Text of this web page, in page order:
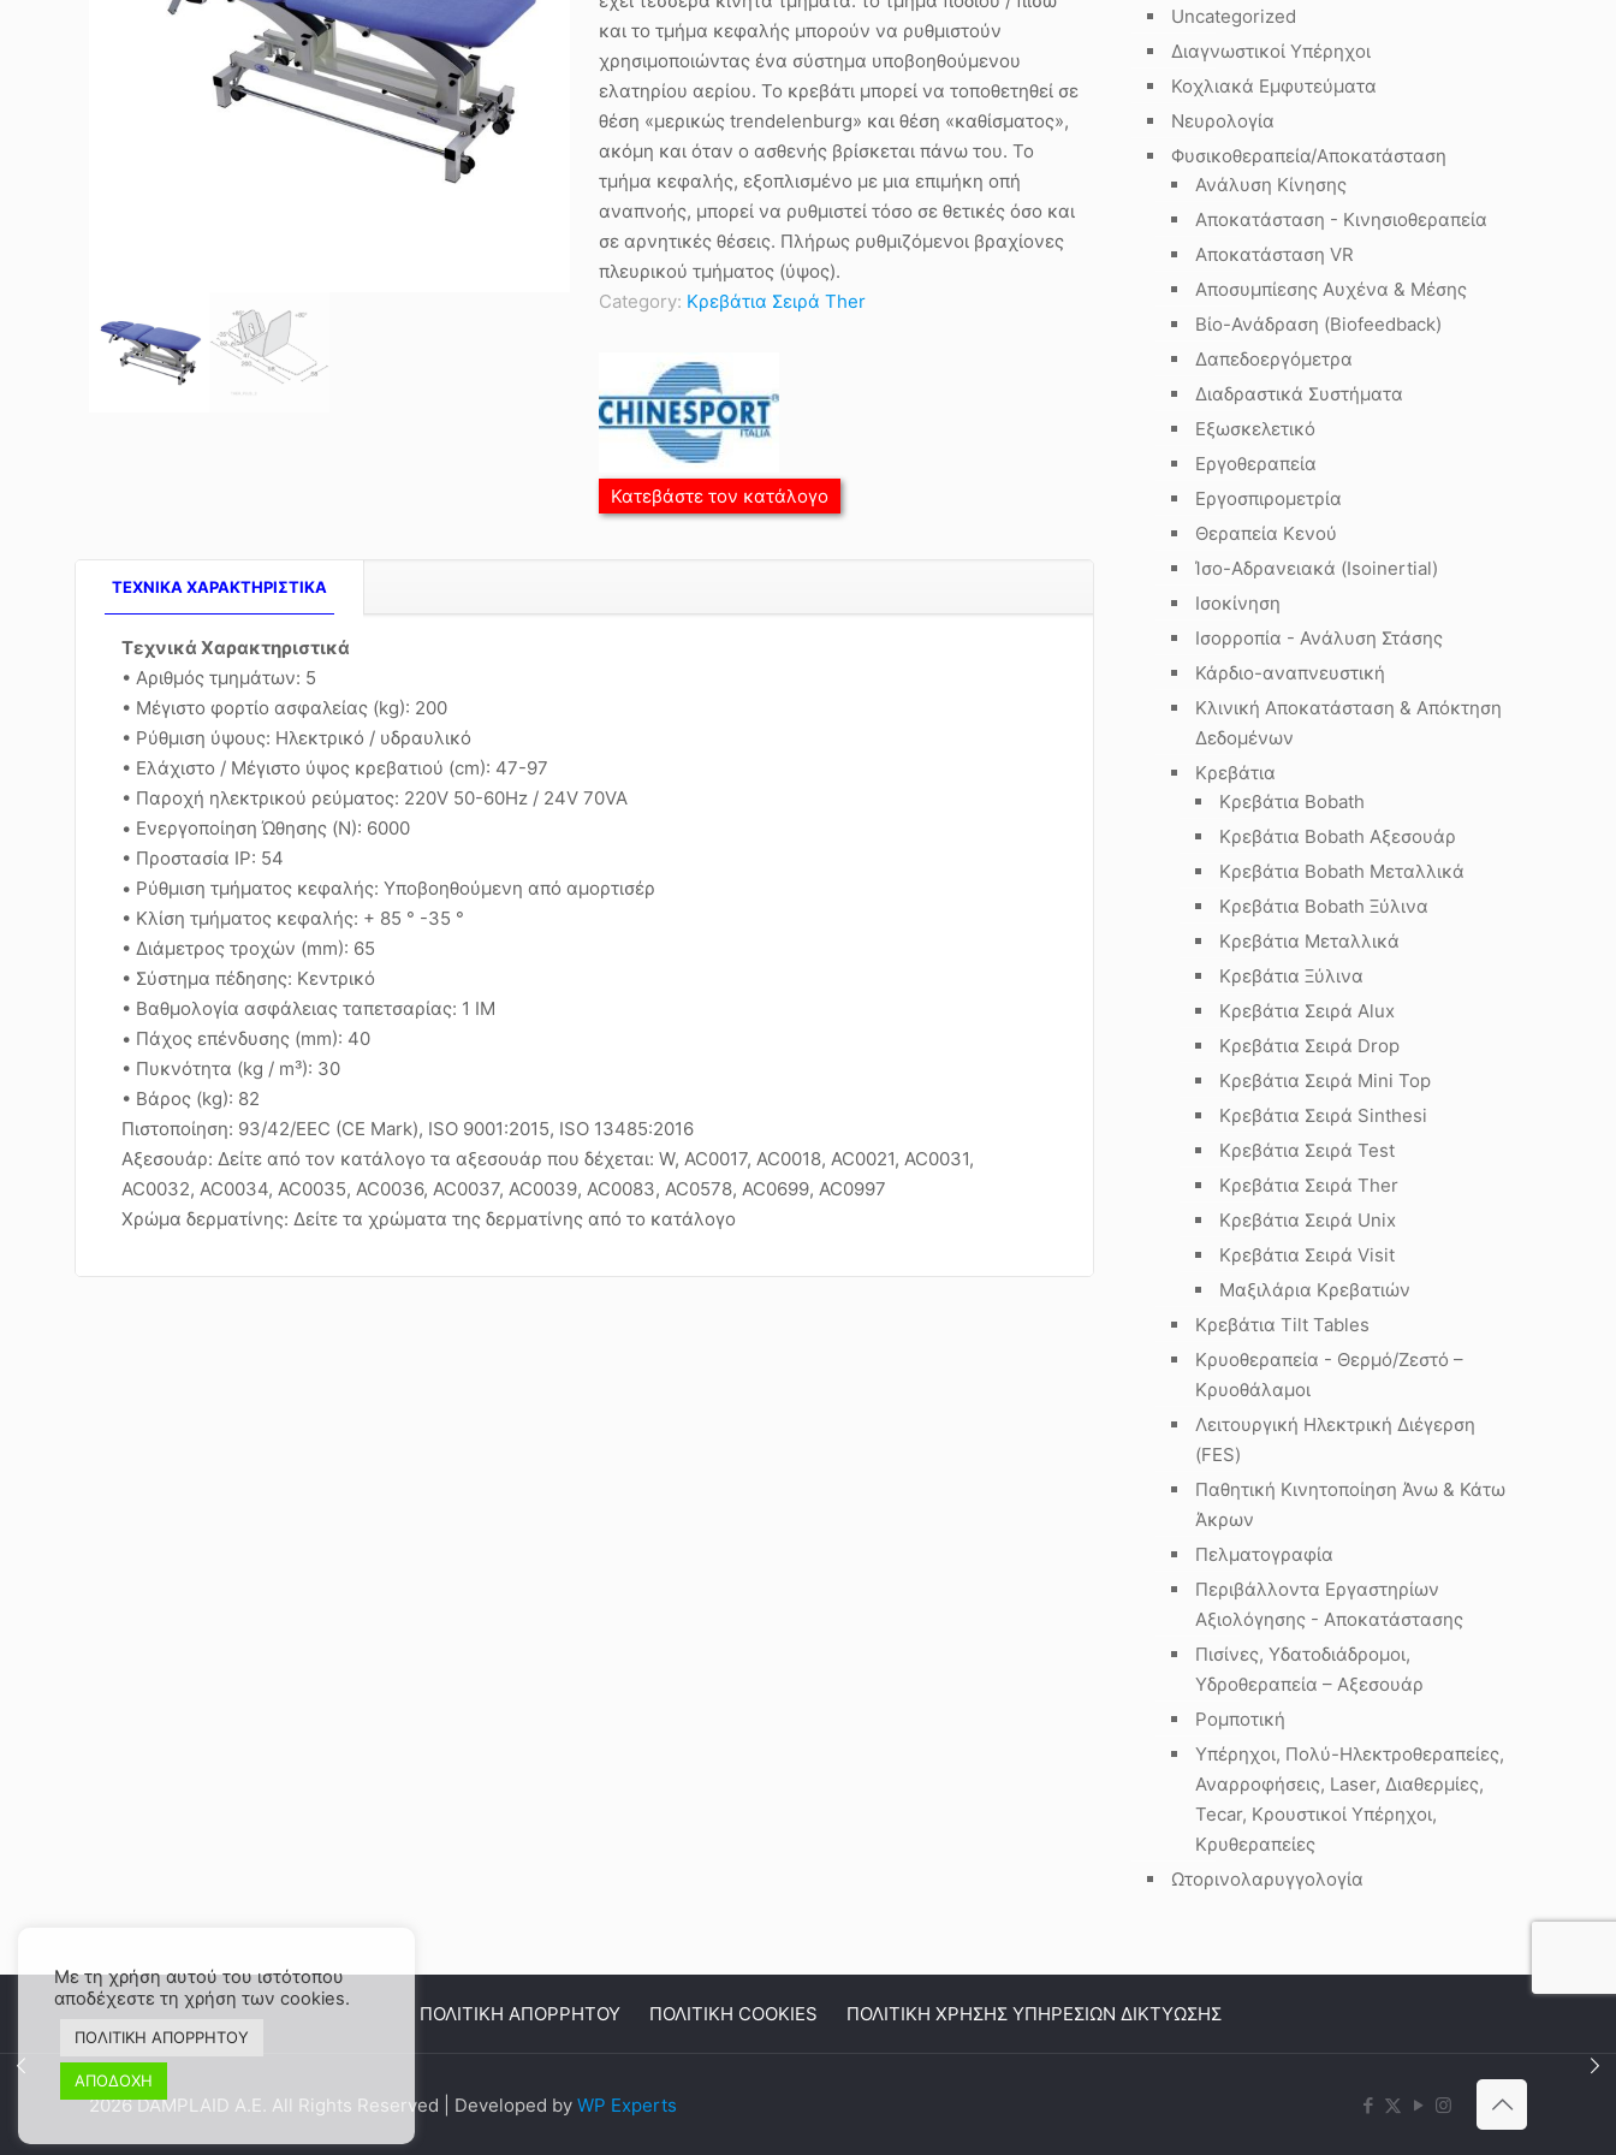
και το τμήμα κεφαλής μπορούν να ρυθμιστούν
χρησιμοποιώντας ένα σύστημα υποβοηθούμενου
ελατηρίου αερίου. Το κρεβάτι μπορεί να τοποθετηθεί σε
θέση «μερικώς trendelenburg» και θέση «καθίσματος»,
ακόμη και όταν ο ασθενής βρίσκεται πάνω του. Το
τμήμα κεφαλής, εξοπλισμένο με μια επιμήκη οπή
αναπνοής, μπορεί να ρυθμιστεί τόσο σε θετικές όσο και
σε αρνητικές θέσεις. Πλήρως ρυθμιζόμενοι βραχίονες
πλευρικού τμήματος (ύψος).
Category: Κρεβάτια Σειρά Ther
Κατεβάστε τον κατάλογο
TEXNIKA ΧΑΡΑΚΤΗΡΙΣΤΙΚΑ
Τεχνικά Χαρακτηριστικά
• Αριθμός τμημάτων: 5
• Μέγιστο φορτίο ασφαλείας (kg): 200
• Ρύθμιση ύψους: Ηλεκτρικό / υδραυλικό
• Ελάχιστο / Μέγιστο ύψος κρεβατιού (cm): 47-97
• Παροχή ηλεκτρικού ρεύματος: 220V 50-60Hz / 24V 70VA
• Ενεργοποίηση Ώθησης (N): 6000
• Προστασία IP: 54
• Ρύθμιση τμήματος κεφαλής: Υποβοηθούμενη από αμορτισέρ
• Κλίση τμήματος κεφαλής: + 85 ° -35 °
• Διάμετρος τροχών (mm): 65
• Σύστημα πέδησης: Κεντρικό
• Βαθμολογία ασφάλειας ταπετσαρίας: 1 IM
• Πάχος επένδυσης (mm): 40
• Πυκνότητα (kg / m³): 30
• Βάρος (kg): 82
Πιστοποίηση: 93/42/EEC (CE Mark), ISO 9001:2015, ISO 13485:2016
Αξεσουάρ: Δείτε από τον κατάλογο τα αξεσουάρ που δέχεται: W, AC0017, AC0018, AC0021, AC0031,
AC0032, AC0034, AC0035, AC0036, AC0037, AC0039, AC0083, AC0578, AC0699, AC0997
Χρώμα δερματίνης: Δείτε τα χρώματα της δερματίνης από το κατάλογο
Uncategorized
Διαγνωστικοί Υπέρηχοι
Κοχλιακά Εμφυτεύματα
Νευρολογία
Φυσικοθεραπεία/Αποκατάσταση
Ανάλυση Κίνησης
Αποκατάσταση - Κινησιοθεραπεία
Αποκατάσταση VR
Αποσυμπίεσης Αυχένα & Μέσης
Βίο-Ανάδραση (Biofeedback)
Δαπεδοεργόμετρα
Διαδραστικά Συστήματα
Εξωσκελετικό
Εργοθεραπεία
Εργοσπιρομετρία
Θεραπεία Κενού
Ίσο-Αδρανειακά (Isoinertial)
Ισοκίνηση
Ισορροπία - Ανάλυση Στάσης
Κάρδιο-αναπνευστική
Κλινική Αποκατάσταση & Απόκτηση
Δεδομένων
Κρεβάτια
Κρεβάτια Bobath
Κρεβάτια Bobath Αξεσουάρ
Κρεβάτια Bobath Μεταλλικά
Κρεβάτια Bobath Ξύλινα
Κρεβάτια Μεταλλικά
Κρεβάτια Ξύλινα
Κρεβάτια Σειρά Alux
Κρεβάτια Σειρά Drop
Κρεβάτια Σειρά Mini Top
Κρεβάτια Σειρά Sinthesi
Κρεβάτια Σειρά Test
Κρεβάτια Σειρά Ther
Κρεβάτια Σειρά Unix
Κρεβάτια Σειρά Visit
Μαξιλάρια Κρεβατιών
Κρεβάτια Tilt Tables
Κρυοθεραπεία - Θερμό/Ζεστό –
Κρυοθάλαμοι
Λειτουργική Ηλεκτρική Διέγερση
(FES)
Παθητική Κινητοποίηση Άνω & Κάτω
Άκρων
Πελματογραφία
Περιβάλλοντα Εργαστηρίων
Αξιολόγησης - Αποκατάστασης
Πισίνες, Υδατοδιάδρομοι,
Υδροθεραπεία – Αξεσουάρ
Ρομποτική
Υπέρηχοι, Πολύ-Ηλεκτροθεραπείες,
Αναρροφήσεις, Laser, Διαθερμίες,
Tecar, Κρουστικοί Υπέρηχοι,
Κρυθεραπείες
Ωτορινολαρυγγολογία
ΠΟΛΙΤΙΚΗ ΑΠΟΡΡΗΤΟΥ ΠΟΛΙΤΙΚΗ COOKIES ΠΟΛΙΤΙΚΗ ΧΡΗΣΗΣ ΥΠΗΡΕΣΙΩΝ ΔΙΚΤΥΩΣΗΣ
2026 DAMPLAID Α.Ε. All Rights Reserved | Developed by WP Experts
Με τη χρήση αυτού του ιστότοπου
αποδέχεστε τη χρήση των cookies.
ΠΟΛΙΤΙΚΗ ΑΠΟΡΡΗΤΟΥ
ΑΠΟΔΟΧΗ